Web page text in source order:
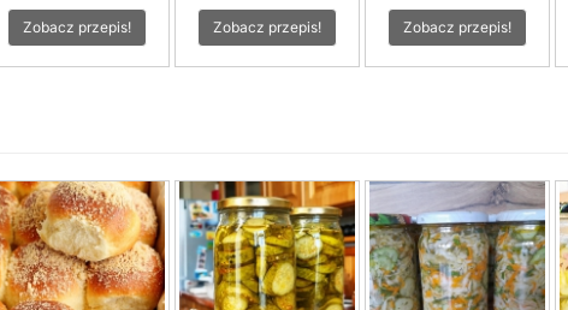
Zobacz przepis! Zobacz przepis! Zobacz przepis!